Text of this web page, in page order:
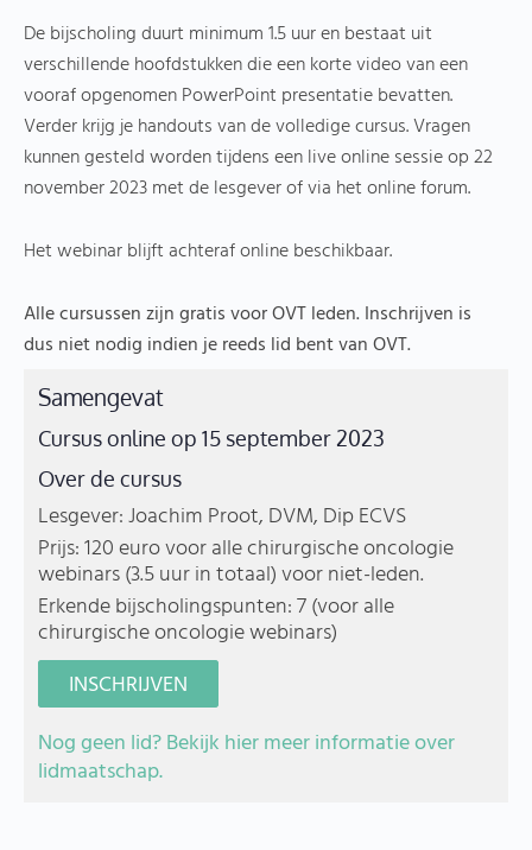
De bijscholing duurt minimum 1.5 uur en bestaat uit
verschillende hoofdstukken die een korte video van een
vooraf opgenomen PowerPoint presentatie bevatten.
Verder krijg je handouts van de volledige cursus. Vragen
kunnen gesteld worden tijdens een live online sessie op 22
november 2023 met de lesgever of via het online forum.
Het webinar blijft achteraf online beschikbaar.
Alle cursussen zijn gratis voor OVT leden. Inschrijven is
dus niet nodig indien je reeds lid bent van OVT.
Samengevat
Cursus online op 15 september 2023
Over de cursus
Lesgever: Joachim Proot, DVM, Dip ECVS
Prijs: 120 euro voor alle chirurgische oncologie
webinars (3.5 uur in totaal) voor niet-leden.
Erkende bijscholingspunten: 7 (voor alle
chirurgische oncologie webinars)
INSCHRIJVEN
Nog geen lid? Bekijk hier meer informatie over
lidmaatschap.